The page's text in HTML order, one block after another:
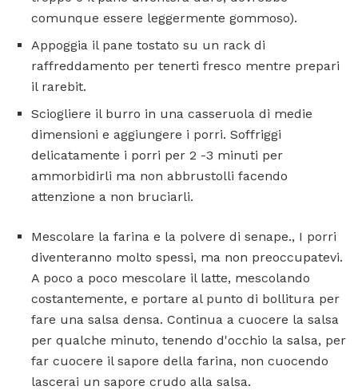
comunque essere leggermente gommoso).
Appoggia il pane tostato su un rack di
raffreddamento per tenerti fresco mentre prepari
il rarebit.
Sciogliere il burro in una casseruola di medie
dimensioni e aggiungere i porri. Soffriggi
delicatamente i porri per 2 -3 minuti per
ammorbidirli ma non abbrustolli facendo
attenzione a non bruciarli.
Mescolare la farina e la polvere di senape., I porri
diventeranno molto spessi, ma non preoccupatevi.
A poco a poco mescolare il latte, mescolando
costantemente, e portare al punto di bollitura per
fare una salsa densa. Continua a cuocere la salsa
per qualche minuto, tenendo d'occhio la salsa, per
far cuocere il sapore della farina, non cuocendo
lascerai un sapore crudo alla salsa.